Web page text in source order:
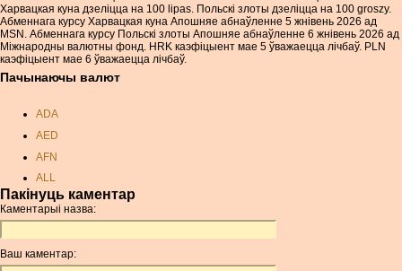
Харвацкая куна дзеліцца на 100 lipas. Польскі злоты дзеліцца на 100 groszy.
Абменнага курсу Харвацкая куна Апошняе абнаўленне 5 жнівень 2026 ад
MSN. Абменнага курсу Польскі злоты Апошняе абнаўленне 6 жнівень 2026 ад
Міжнародны валютны фонд. HRK каэфіцыент мае 5 ўважаецца лічбаў. PLN
каэфіцыент мае 6 ўважаецца лічбаў.
Пачынаючы валют
ADA
AED
AFN
ALL
AMD
ANC
ANG
AOA
Пакінуць каментар
Каментарыі назва:
Ваш каментар: